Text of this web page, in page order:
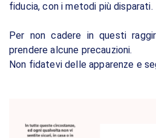
fiducia, con i metodi più disparati.
Per non cadere in questi
prendere alcune precauzioni.
Non fidatevi delle apparenze e